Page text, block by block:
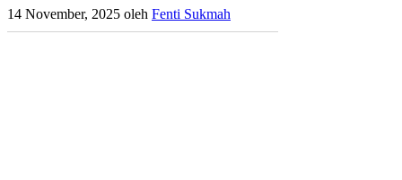
14 November, 2025 oleh Fenti Sukmah